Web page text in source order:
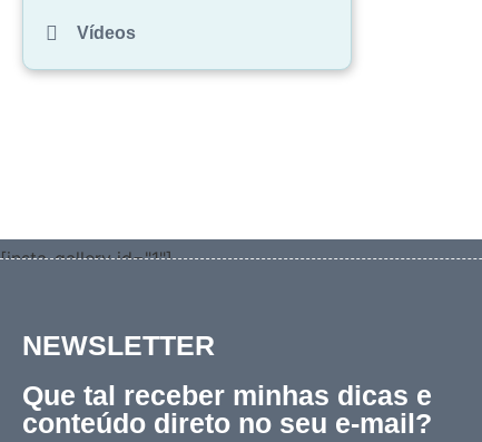
Vídeos
[insta-gallery id="1"]
NEWSLETTER
Que tal receber minhas dicas e
conteúdo direto no seu e-mail?